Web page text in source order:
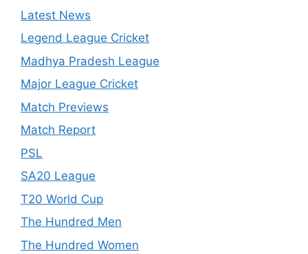
Latest News
Legend League Cricket
Madhya Pradesh League
Major League Cricket
Match Previews
Match Report
PSL
SA20 League
T20 World Cup
The Hundred Men
The Hundred Women